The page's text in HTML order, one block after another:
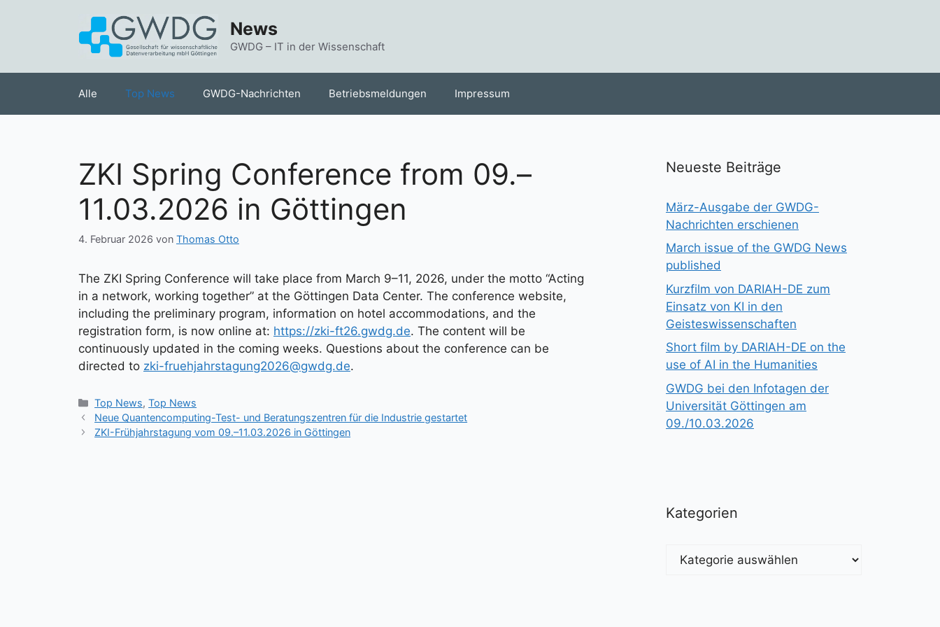
News
GWDG – IT in der Wissenschaft
Alle Top News GWDG-Nachrichten Betriebsmeldungen Impressum
ZKI Spring Conference from 09.–
11.03.2026 in Göttingen
4. Februar 2026 von Thomas Otto
The ZKI Spring Conference will take place from March 9–11, 2026, under the motto “Acting
in a network, working together” at the Göttingen Data Center. The conference website,
including the preliminary program, information on hotel accommodations, and the
registration form, is now online at: https://zki-ft26.gwdg.de. The content will be
continuously updated in the coming weeks. Questions about the conference can be
directed to zki-fruehjahrstagung2026@gwdg.de.
Kategorien
Top News,Top News
Neue Quantencomputing-Test- und Beratungszentren für die Industrie gestartet
ZKI-Frühjahrstagung vom 09.–11.03.2026 in Göttingen
Neueste Beiträge
März-Ausgabe der GWDG-
Nachrichten erschienen
March issue of the GWDG News
published
Kurzfilm von DARIAH-DE zum
Einsatz von KI in den
Geisteswissenschaften
Short film by DARIAH-DE on the
use of AI in the Humanities
GWDG bei den Infotagen der
Universität Göttingen am
09./10.03.2026
Kategorien
Kategorien